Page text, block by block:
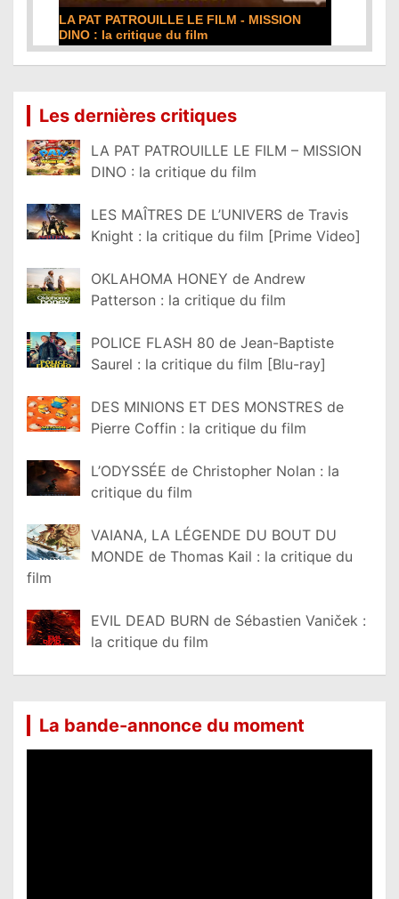
LA PAT PATROUILLE LE FILM - MISSION
DINO : la critique du film
Les dernières critiques
LA PAT PATROUILLE LE FILM – MISSION
DINO : la critique du film
LES MAÎTRES DE L’UNIVERS de Travis
Knight : la critique du film [Prime Video]
OKLAHOMA HONEY de Andrew
Patterson : la critique du film
POLICE FLASH 80 de Jean-Baptiste
Saurel : la critique du film [Blu-ray]
DES MINIONS ET DES MONSTRES de
Pierre Coffin : la critique du film
L’ODYSSÉE de Christopher Nolan : la
critique du film
VAIANA, LA LÉGENDE DU BOUT DU
MONDE de Thomas Kail : la critique du
film
EVIL DEAD BURN de Sébastien Vaniček :
la critique du film
La bande-annonce du moment